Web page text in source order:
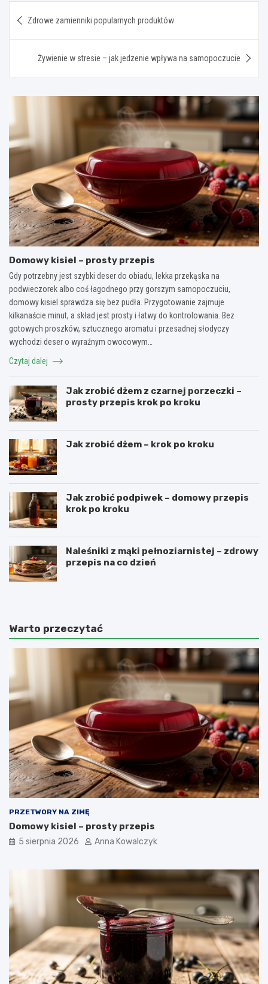
wpisu
Zdrowe zamienniki popularnych produktów
Żywienie w stresie – jak jedzenie wpływa na samopoczucie
Domowy kisiel – prosty przepis
Gdy potrzebny jest szybki deser do obiadu, lekka przekąska na
podwieczorek albo coś łagodnego przy gorszym samopoczuciu,
domowy kisiel sprawdza się bez pudła. Przygotowanie zajmuje
kilkanaście minut, a skład jest prosty i łatwy do kontrolowania. Bez
gotowych proszków, sztucznego aromatu i przesadnej słodyczy
wychodzi deser o wyraźnym owocowym…
Czytaj dalej
Jak zrobić dżem z czarnej porzeczki –
prosty przepis krok po kroku
Jak zrobić dżem – krok po kroku
Jak zrobić podpiwek – domowy przepis
krok po kroku
Naleśniki z mąki pełnoziarnistej – zdrowy
przepis na co dzień
Warto przeczytać
PRZETWORY NA ZIMĘ
Domowy kisiel – prosty przepis
5 sierpnia 2026 Anna Kowalczyk